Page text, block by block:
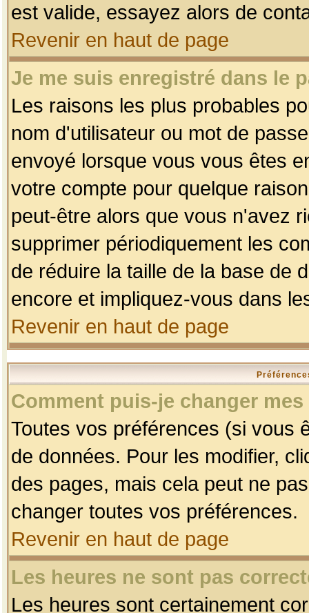
est valide, essayez alors de
Revenir en haut de page
Je me suis enregistré dans le
Les raisons les plus probables
nom d'utilisateur ou mot de
envoyé lorsque vous vous êtes
votre compte pour quelque
peut-être alors que vous n'avez
supprimer périodiquement les
de réduire la taille de la base de
encore et impliquez-vous dans
Revenir en haut de page
Comment puis-je changer
Toutes vos préférences (si vous
de données. Pour les modifier,
des pages, mais cela peut ne
changer toutes vos préférences.
Revenir en haut de page
Les heures ne sont pas
Les heures sont certainement